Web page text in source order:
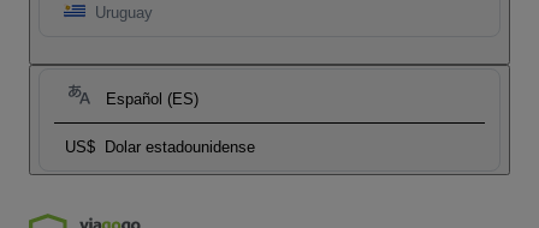
Uruguay
Español (ES)
US$ Dolar estadounidense